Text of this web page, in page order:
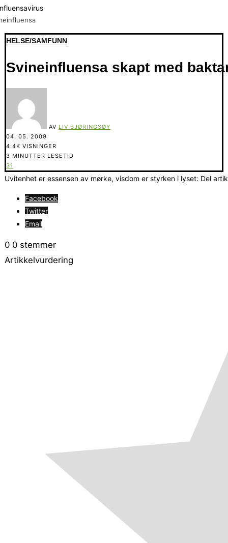
HELSE/SAMFUNN
Svineinfluensa skapt med
AV LIV BJØRINGSØY
04. 05. 2009
4.4K VISNINGER
3 MINUTTER LESETID
31
Uvitenhet er essensen av mørke, visdom er styrken i lyset: Del
Facebook
Twitter
Email
0 0 stemmer
Artikkelvurdering